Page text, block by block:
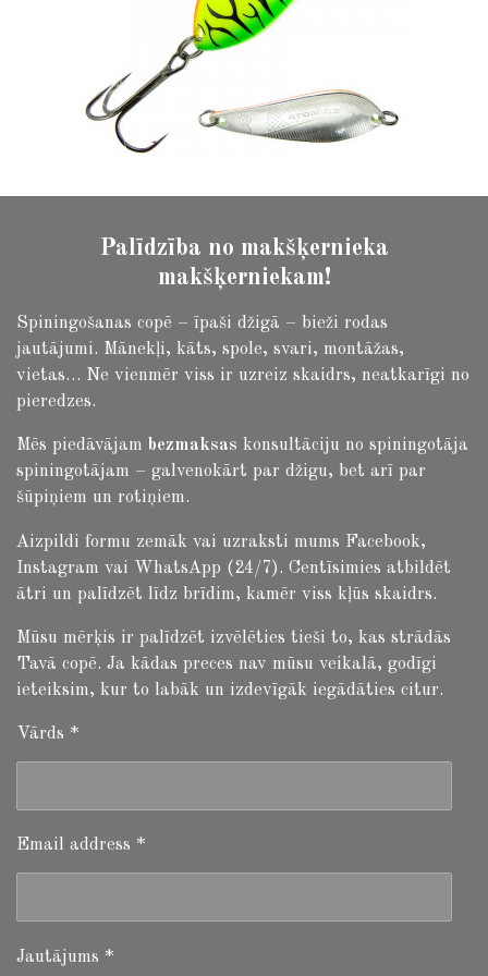
Palīdzība no makšķernieka
makšķerniekam!
Spiningošanas copē – īpaši džigā – bieži rodas
jautājumi. Mānekļi, kāts, spole, svari, montāžas,
vietas… Ne vienmēr viss ir uzreiz skaidrs, neatkarīgi no
pieredzes.
Mēs piedāvājam bezmaksas konsultāciju no spiningotāja
spiningotājam – galvenokārt par džigu, bet arī par
šūpiņiem un rotiņiem.
Aizpildi formu zemāk vai uzraksti mums Facebook,
Instagram vai WhatsApp (24/7). Centīsimies atbildēt
ātri un palīdzēt līdz brīdim, kamēr viss kļūs skaidrs.
Mūsu mērķis ir palīdzēt izvēlēties tieši to, kas strādās
Tavā copē. Ja kādas preces nav mūsu veikalā, godīgi
ieteiksim, kur to labāk un izdevīgāk iegādāties citur.
Vārds *
Email address *
Jautājums *